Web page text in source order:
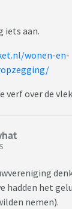
iets aan.
wonen-en-
over de
hadden het
nemen).